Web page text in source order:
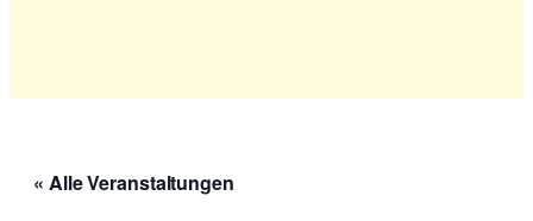
« Alle Veranstaltungen